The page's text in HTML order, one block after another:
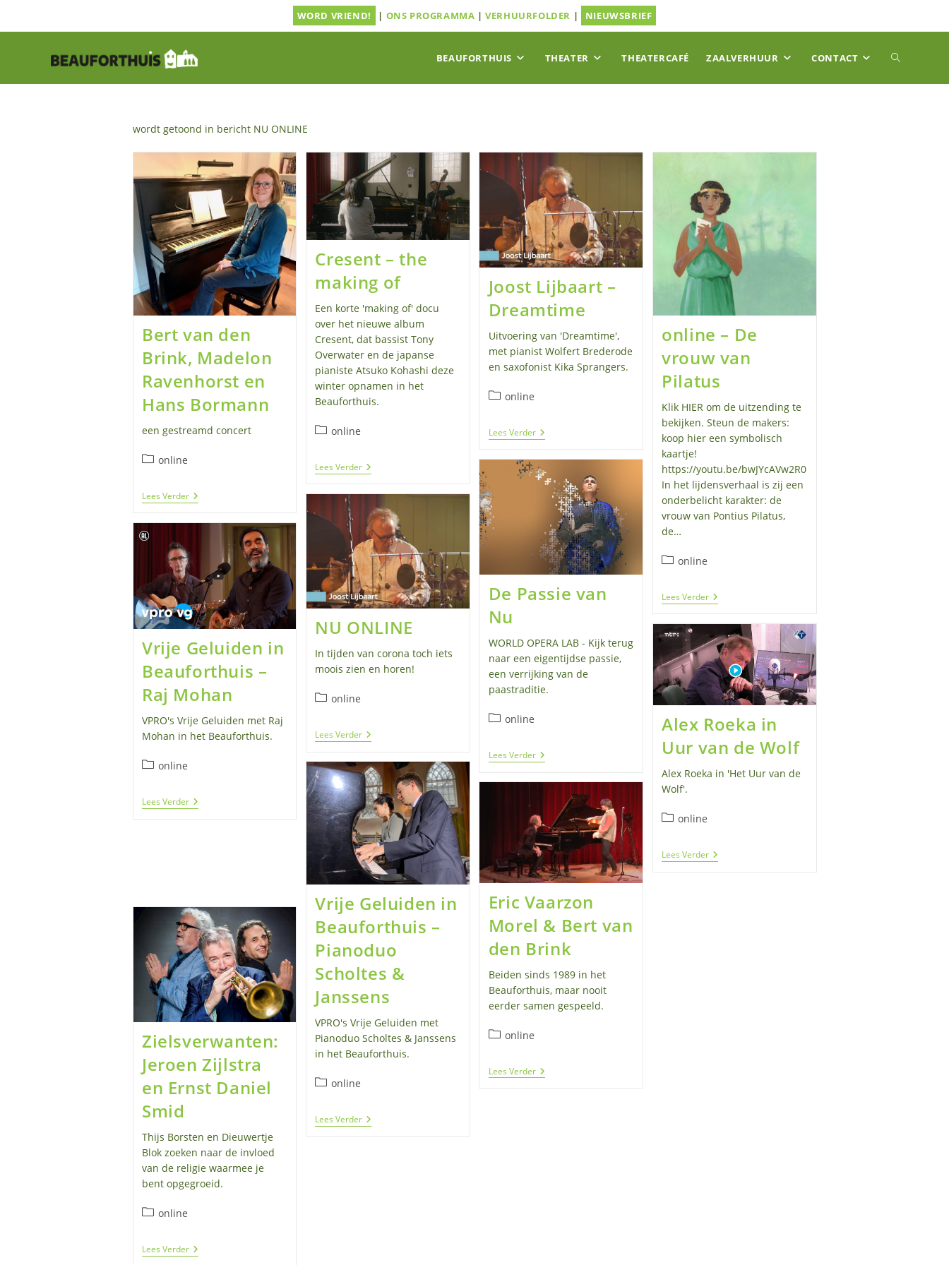
WORD VRIEND! | ONS PROGRAMMA |VERHUURFOLDER | NIEUWSBRIEF
BEAUFORTHUIS THEATER THEATERCAFÉ ZAALVERHUUR CONTACT TOGGLE
wordt getoond in bericht NU ONLINE
Bert van den
Brink, Madelon
Ravenhorst en
Hans Bormann
een gestreamd concert
Berichtcategorie:
online
Lees VerderBert
Van
Madelon
Ravenhorst
En
Hans
Bormann
Cresent – the
making of
Een korte 'making of' docu
over het nieuwe album
Cresent, dat bassist Tony
Overwater en de japanse
pianiste Atsuko Kohashi deze
winter opnamen in het
Beauforthuis.
Berichtcategorie:
online
Lees VerderCresent
–
Of
Joost Lijbaart –
Dreamtime
Uitvoering van 'Dreamtime',
met pianist Wolfert Brederode
en saxofonist Kika Sprangers.
Berichtcategorie:
online
Lees VerderJoost
Lijbaart
Dreamtime
online – De
vrouw van
Pilatus
Klik HIER om de uitzending te
bekijken. Steun de makers:
koop hier een symbolisch
kaartje!
https://youtu.be/bwJYcAVw2R0
In het lijdensverhaal is zij een
onderbelicht karakter: de
vrouw van Pontius Pilatus,
de…
Berichtcategorie:
online
Lees VerderOnline
–
Vrouw
Van
Pilatus
De Passie van
Nu
WORLD OPERA LAB - Kijk terug
naar een eigentijdse passie,
een verrijking van de
paastraditie.
Berichtcategorie:
online
Lees VerderDe
Passie
NU ONLINE
In tijden van corona toch iets
moois zien en horen!
Berichtcategorie:
online
Lees VerderNU
ONLINE
Vrije Geluiden in
Beauforthuis –
Raj Mohan
VPRO's Vrije Geluiden met Raj
Mohan in het Beauforthuis.
Berichtcategorie:
online
Lees VerderVrije
Geluiden
Alex Roeka in
Uur van de Wolf
Alex Roeka in 'Het Uur van de
Wolf'.
Berichtcategorie:
online
Lees VerderAlex
Roeka
Vrije Geluiden in
Beauforthuis –
Pianoduo
Scholtes &
Janssens
VPRO's Vrije Geluiden met
Pianoduo Scholtes & Janssens
in het Beauforthuis.
Berichtcategorie:
online
Lees VerderVrije
Geluiden
Eric Vaarzon
Morel & Bert van
den Brink
Beiden sinds 1989 in het
Beauforthuis, maar nooit
eerder samen gespeeld.
Berichtcategorie:
online
Lees VerderEric
Vaarzon
Zielsverwanten:
Jeroen Zijlstra
en Ernst Daniel
Smid
Thijs Borsten en Dieuwertje
Blok zoeken naar de invloed
van de religie waarmee je
bent opgegroeid.
Berichtcategorie:
online
Lees VerderZielsverwanten:
Jeroen